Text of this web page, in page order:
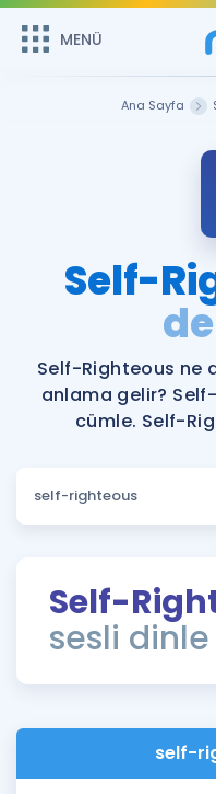
MENÜ
Remzi Hoca ile seni
MENÜ
Katılımcı Görüşleri
Faydalı Araçlar
Ücretsiz
Puan Hesaplama
ÖSYM Sınav
Kampanyalar
İngilizce Gramer
Ana Sayfa
Self-
Self-Righteous ne
anlama gelir?
cümle. Self-
Self-
sesli dinle
self-